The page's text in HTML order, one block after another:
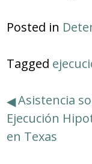
Posted in
Tagged
de
entradas
Asistencia
Ejecución
en Texas